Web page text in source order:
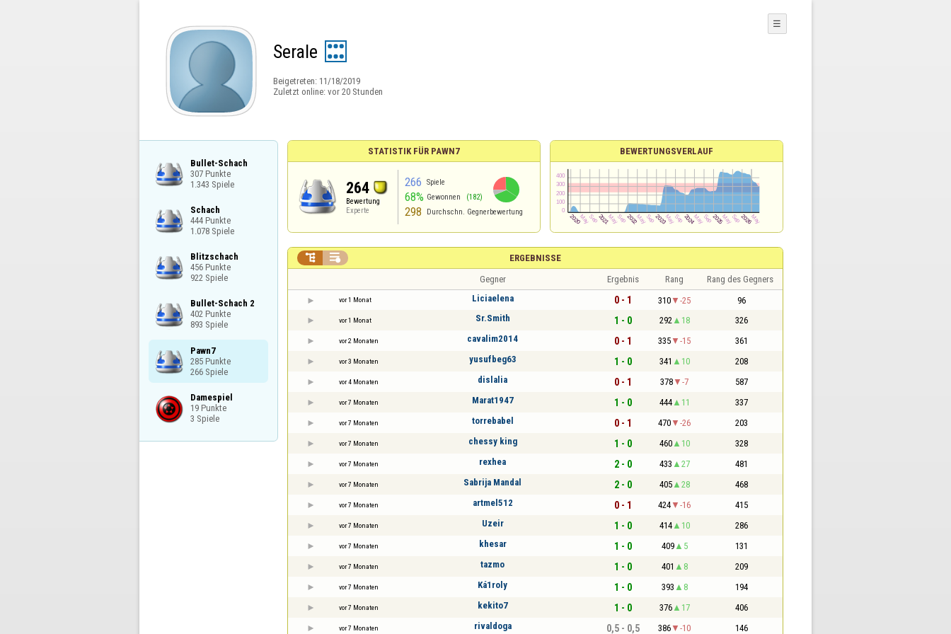
Serale
Beigetreten: 11/18/2019
Zuletzt online: vor 20 Stunden
☰
Bullet-Schach
307 Punkte
1.343 Spiele
Schach
444 Punkte
1.078 Spiele
Blitzschach
456 Punkte
922 Spiele
Bullet-Schach 2
402 Punkte
893 Spiele
Pawn7
285 Punkte
266 Spiele
Damespiel
19 Punkte
3 Spiele
STATISTIK FÜR PAWN7
264
Bewertung
Experte
266 Spiele
68% Gewonnen (182)
298 Durchschn. Gegnerbewertung
BEWERTUNGSVERLAUF
ERGEBNISSE
 
Gegner Ergebnis Rang Rang des Gegners
vor 1 Monat Liciaelena 0 - 1 310 -25 96
vor 1 Monat Sr.Smith 1 - 0 292 18 326
vor 2 Monaten cavalim2014 0 - 1 335 -15 361
vor 3 Monaten yusufbeg63 1 - 0 341 10 208
vor 4 Monaten dislalia 0 - 1 378 -7 587
vor 7 Monaten Marat1947 1 - 0 444 11 337
vor 7 Monaten torrebabel 0 - 1 470 -26 203
vor 7 Monaten chessy king 1 - 0 460 10 328
vor 7 Monaten rexhea 2 - 0 433 27 481
vor 7 Monaten Sabrija Mandal 2 - 0 405 28 468
vor 7 Monaten artmel512 0 - 1 424 -16 415
vor 7 Monaten Uzeir 1 - 0 414 10 286
vor 7 Monaten khesar 1 - 0 409 5 131
vor 7 Monaten tazmo 1 - 0 401 8 209
vor 7 Monaten Ká1roly 1 - 0 393 8 194
vor 7 Monaten kekito7 1 - 0 376 17 406
vor 7 Monaten rivaldoga 0,5 - 0,5 386 -10 146